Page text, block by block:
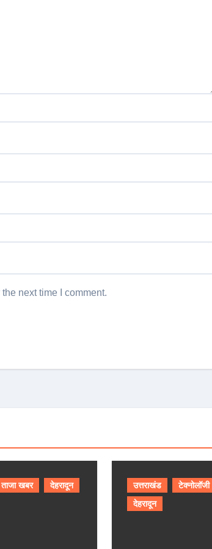
next time I comment.
ताजा खबर
देहरादून
उत्तराखंड टेक्नोलॉजी
देहरादून